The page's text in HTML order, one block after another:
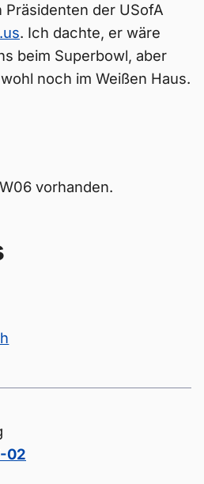
der USofA
. Ich dachte, er wäre
beim Superbowl, aber
noch im Weißen Haus.
vorhanden.
02